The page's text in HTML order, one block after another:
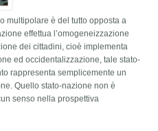
multipolare è del tutto opposta a
effettua l’omogeneizzazione
dei cittadini, cioè implementa
ed occidentalizzazione, tale stato-
rappresenta semplicemente un
Quello stato-nazione non è
senso nella prospettiva